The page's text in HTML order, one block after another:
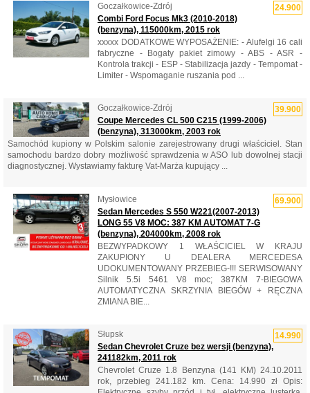
24.900
Goczałkowice-Zdrój
Combi Ford Focus Mk3 (2010-2018)
(benzyna), 115000km, 2015 rok
xxxxx DODATKOWE WYPOSAŻENIE: - Alufelgi 16 cali
fabryczne - Bogaty pakiet zimowy - ABS - ASR -
Kontrola trakcji - ESP - Stabilizacja jazdy - Tempomat -
Limiter - Wspomaganie ruszania pod ...
39.900
Goczałkowice-Zdrój
Coupe Mercedes CL 500 C215 (1999-2006)
(benzyna), 313000km, 2003 rok
Samochód kupiony w Polskim salonie zarejestrowany drugi właściciel. Stan
samochodu bardzo dobry możliwość sprawdzenia w ASO lub dowolnej stacji
diagnostycznej. Wystawiamy fakturę Vat-Marża kupujący ...
69.900
Mysłowice
Sedan Mercedes S 550 W221(2007-2013)
LONG 55 V8 MOC: 387 KM AUTOMAT 7-G
(benzyna), 204000km, 2008 rok
BEZWYPADKOWY 1 WŁAŚCICIEL W KRAJU
ZAKUPIONY U DEALERA MERCEDESA
UDOKUMENTOWANY PRZEBIEG-!!! SERWISOWANY
Silnik 5.5i 5461 V8 moc; 387KM 7-BIEGOWA
AUTOMATYCZNA SKRZYNIA BIEGÓW + RĘCZNA
ZMIANA BIE...
14.990
Słupsk
Sedan Chevrolet Cruze bez wersji (benzyna),
241182km, 2011 rok
Chevrolet Cruze 1.8 Benzyna (141 KM) 24.10.2011
rok, przebieg 241.182 km. Cena: 14.990 zł Opis: